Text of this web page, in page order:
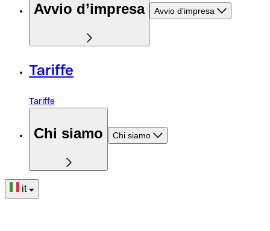
Avvio d’impresa Avvio d’impresa
Tariffe
Tariffe
Chi siamo Chi siamo
it